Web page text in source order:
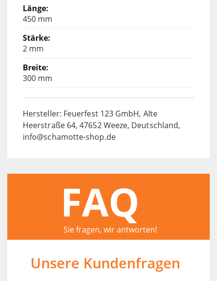
450 mm
2 mm
300 mm
Hersteller: Feuerfest 123 GmbH, Alte
Heerstraße 64, 47652 Weeze, Deutschland,
info@schamotte-shop.de
FAQ
Sie fragen, wir antworten!
Unsere Kundenfragen